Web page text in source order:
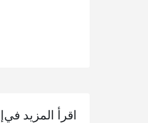
اقرأ المزيد في